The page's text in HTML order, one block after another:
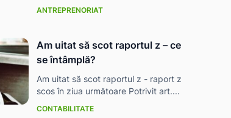
ANTREPRENORIAT
Am uitat să scot raportul z – ce
se întâmplă?
Am uitat să scot raportul z - raport z
scos în ziua următoare Potrivit art....
CONTABILITATE